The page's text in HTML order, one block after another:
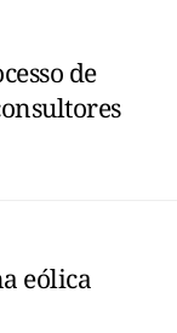
de
eólica